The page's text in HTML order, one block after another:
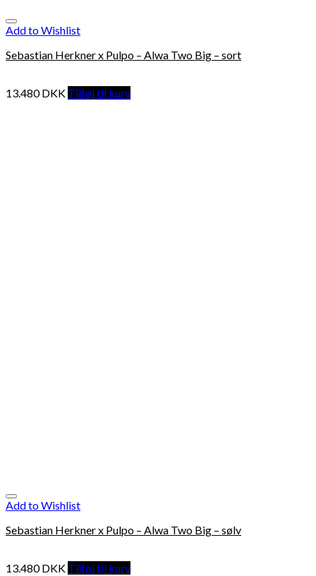
Add to Wishlist
Sebastian Herkner x Pulpo – Alwa Two Big – sort
13.480DKK Tilføj til kurv
Add to Wishlist
Sebastian Herkner x Pulpo – Alwa Two Big – sølv
13.480DKK Tilføj til kurv